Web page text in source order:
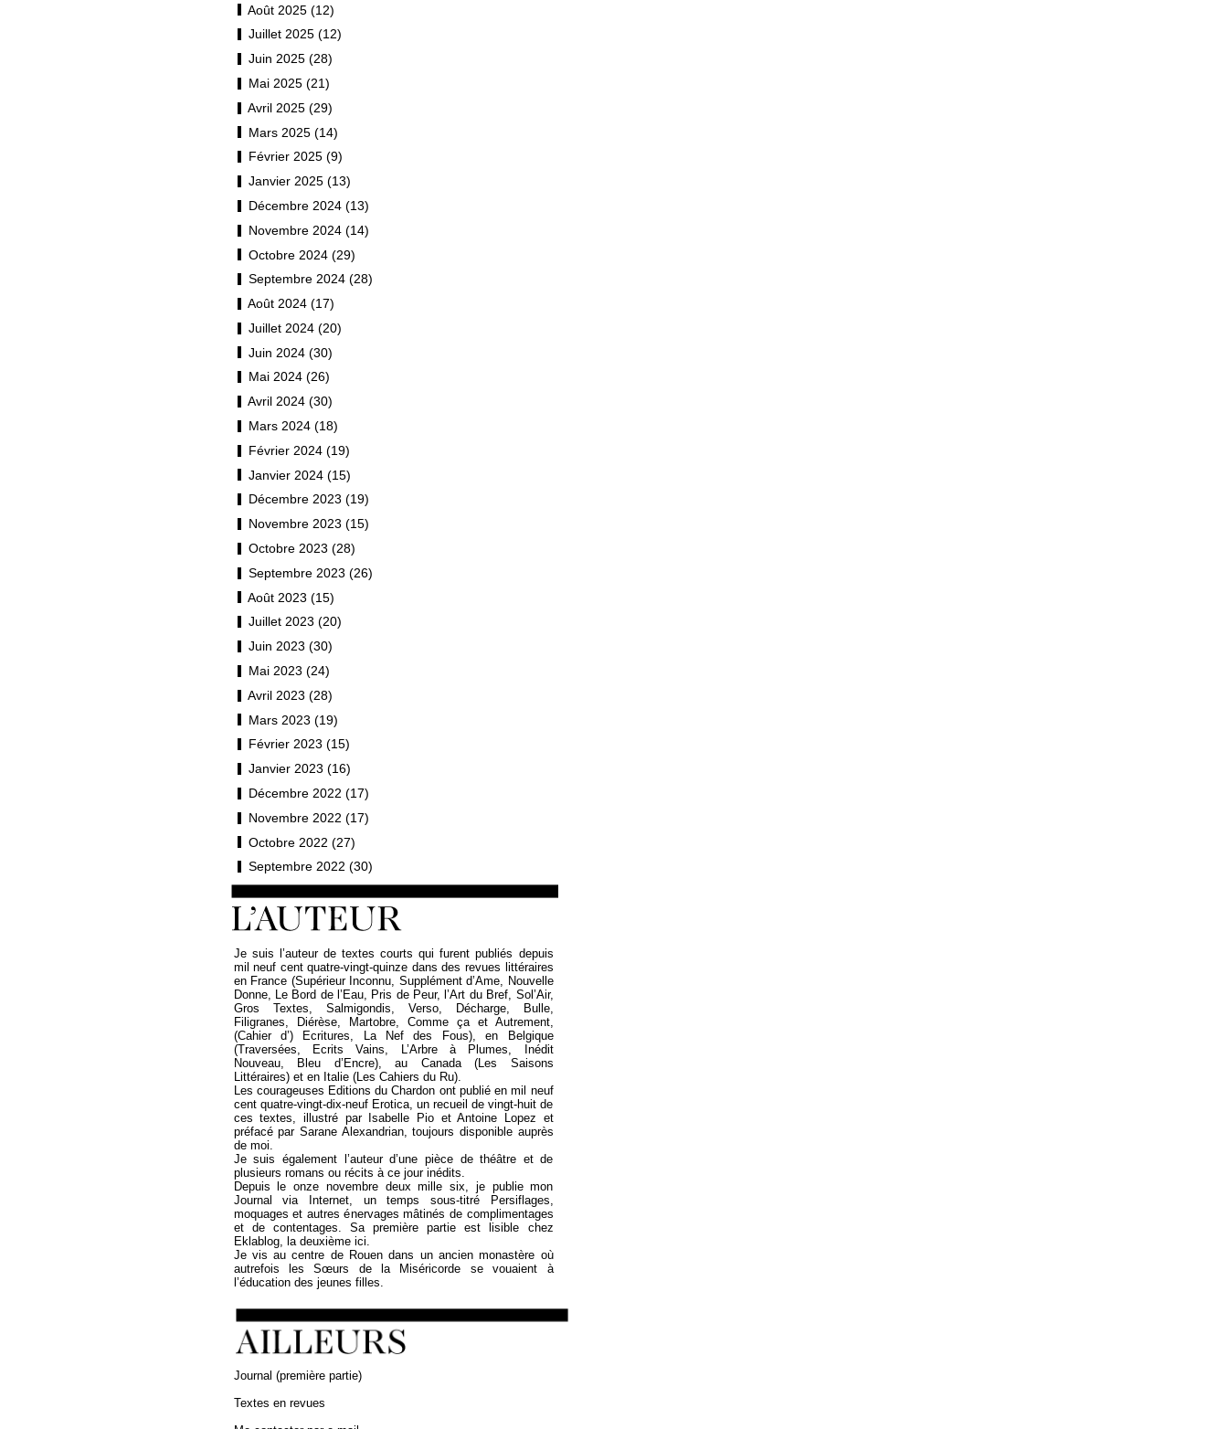
Août 2025 (12)
Juillet 2025 (12)
Juin 2025 (28)
Mai 2025 (21)
Avril 2025 (29)
Mars 2025 (14)
Février 2025 (9)
Janvier 2025 (13)
Décembre 2024 (13)
Novembre 2024 (14)
Octobre 2024 (29)
Septembre 2024 (28)
Août 2024 (17)
Juillet 2024 (20)
Juin 2024 (30)
Mai 2024 (26)
Avril 2024 (30)
Mars 2024 (18)
Février 2024 (19)
Janvier 2024 (15)
Décembre 2023 (19)
Novembre 2023 (15)
Octobre 2023 (28)
Septembre 2023 (26)
Août 2023 (15)
Juillet 2023 (20)
Juin 2023 (30)
Mai 2023 (24)
Avril 2023 (28)
Mars 2023 (19)
Février 2023 (15)
Janvier 2023 (16)
Décembre 2022 (17)
Novembre 2022 (17)
Octobre 2022 (27)
Septembre 2022 (30)
Je suis l’auteur de textes courts qui furent publiés depuis
mil neuf cent quatre-vingt-quinze dans des revues littéraires
en France (Supérieur Inconnu, Supplément d’Ame, Nouvelle
Donne, Le Bord de l’Eau, Pris de Peur, l’Art du Bref, Sol’Air,
Gros Textes, Salmigondis, Verso, Décharge, Bulle,
Filigranes, Diérèse, Martobre, Comme ça et Autrement,
(Cahier d’) Ecritures, La Nef des Fous), en Belgique
(Traversées, Ecrits Vains, L’Arbre à Plumes, Inédit
Nouveau, Bleu d’Encre), au Canada (Les Saisons
Littéraires) et en Italie (Les Cahiers du Ru).
Les courageuses Editions du Chardon ont publié en mil neuf
cent quatre-vingt-dix-neuf Erotica, un recueil de vingt-huit de
ces textes, illustré par Isabelle Pio et Antoine Lopez et
préfacé par Sarane Alexandrian, toujours disponible auprès
de moi.
Je suis également l’auteur d’une pièce de théâtre et de
plusieurs romans ou récits à ce jour inédits.
Depuis le onze novembre deux mille six, je publie mon
Journal via Internet, un temps sous-titré Persiflages,
moquages et autres énervages mâtinés de complimentages
et de contentages. Sa première partie est lisible chez
Eklablog, la deuxième ici.
Je vis au centre de Rouen dans un ancien monastère où
autrefois les Sœurs de la Miséricorde se vouaient à
l’éducation des jeunes filles.
Journal (première partie)
Textes en revues